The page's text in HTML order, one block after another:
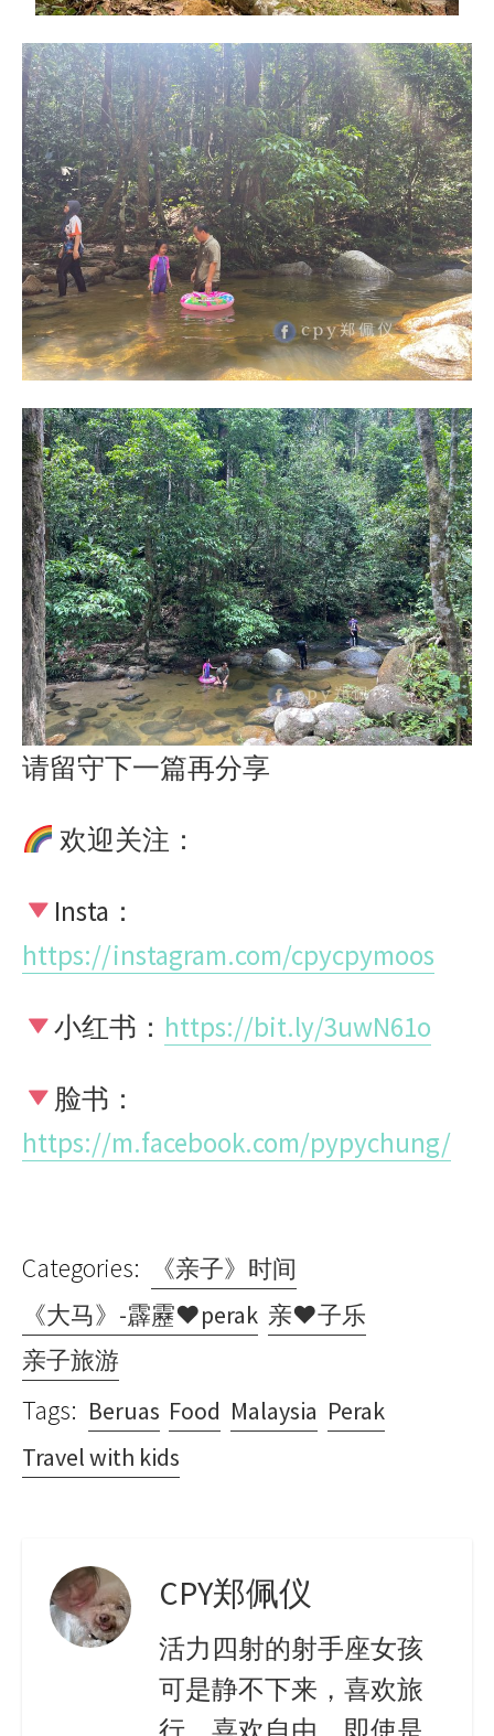
请留守下一篇再分享
欢迎关注：
Insta：
https://instagram.com/cpycpymoos
小红书： https://bit.ly/3uwN61o
脸书：
https://m.facebook.com/pypychung/
Categories:
《亲子》时间
《大马》-霹靂♥perak 亲♥子乐
亲子旅游
Tags: Beruas Food Malaysia Perak
Travel with kids
CPY郑佩仪
活力四射的射手座女孩
可是静不下来，喜欢旅
行，喜欢自由，即使是